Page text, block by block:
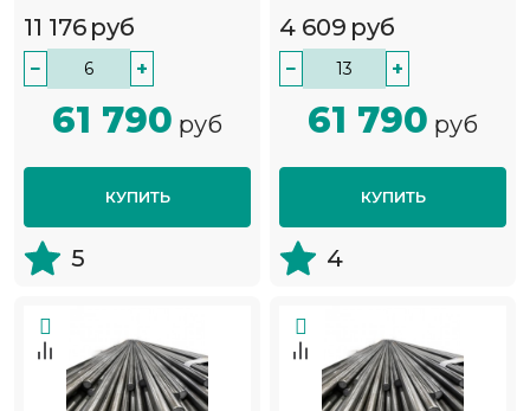
11 176 руб
− +
61 790 руб
КУПИТЬ
5
4 609 руб
− +
61 790 руб
КУПИТЬ
4